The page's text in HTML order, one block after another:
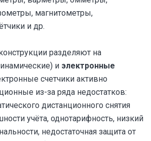
магнитометры,
и др.
разделяют на
и электронные
счетчики активно
из-за ряда недостатков:
дистанционного снятия
учёта, однотарифность, низкий
недостаточная защита от